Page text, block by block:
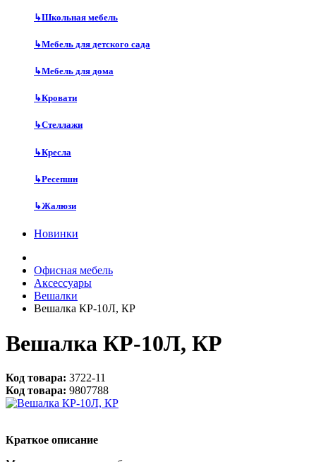
↳Школьная мебель
↳Мебель для детского сада
↳Мебель для дома
↳Кровати
↳Стеллажи
↳Кресла
↳Ресепшн
↳Жалюзи
Новинки
Офисная мебель
Аксессуары
Вешалки
Вешалка КР-10Л, КР
Вешалка КР-10Л, КР
Код товара: 3722-11
Код товара: 9807788
Краткое описание